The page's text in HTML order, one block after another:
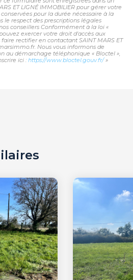
ET LIGNÉ IMMOBILIER pour gérer votre
pour la durée nécessaire à la
le respect des prescriptions légales
conseillers Conformément à la loi «
exercer votre droit d'accès aux
rectifier en contactant SAINT MARS ET
Nous vous informons de
au démarchage téléphonique « Bloctel »,
ici : https://www.bloctel.gouv.fr/»